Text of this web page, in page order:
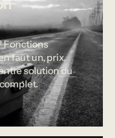
Fonctions
faut un, prix,
solution du